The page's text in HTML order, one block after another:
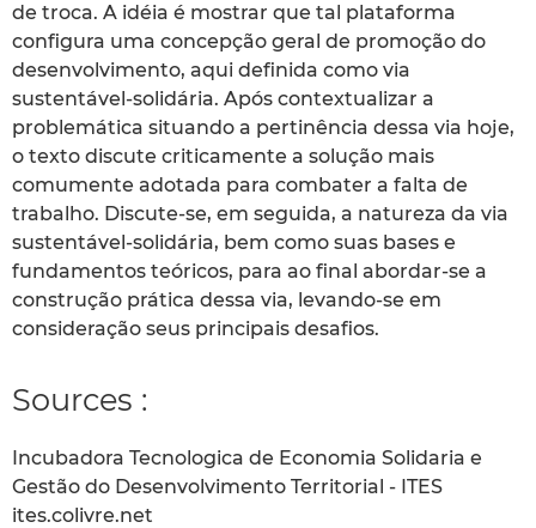
de troca. A idéia é mostrar que tal plataforma
configura uma concepção geral de promoção do
desenvolvimento, aqui definida como via
sustentável-solidária. Após contextualizar a
problemática situando a pertinência dessa via hoje,
o texto discute criticamente a solução mais
comumente adotada para combater a falta de
trabalho. Discute-se, em seguida, a natureza da via
sustentável-solidária, bem como suas bases e
fundamentos teóricos, para ao final abordar-se a
construção prática dessa via, levando-se em
consideração seus principais desafios.
Sources :
Incubadora Tecnologica de Economia Solidaria e
Gestão do Desenvolvimento Territorial - ITES
ites.colivre.net